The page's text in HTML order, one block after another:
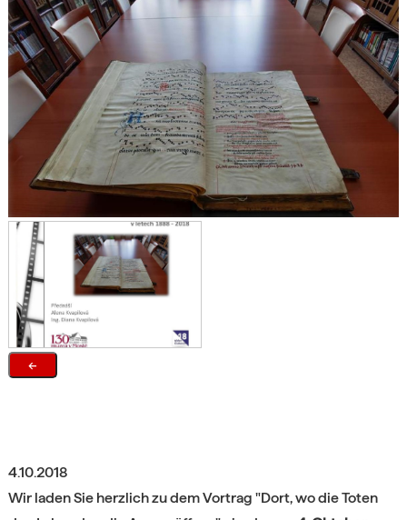
←
4.10.2018
Wir laden Sie herzlich zu dem Vortrag "Dort, wo die Toten